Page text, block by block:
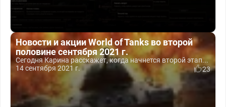
Новости и акции World of Tanks во второй
половине сентября 2021 г.
Сегодня Карина расскажет, когда начнется второй этап...
14 сентября 2021 г.
23